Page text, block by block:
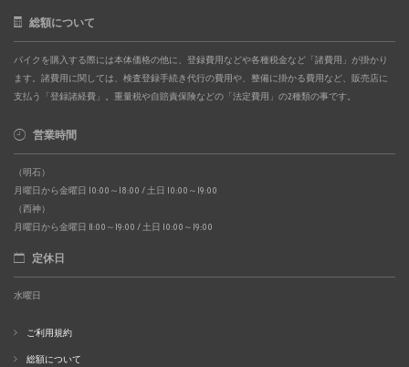
総額について
バイクを購入する際には本体価格の他に、登録費用などや各種税金など「諸費用」が掛かり
ます。諸費用に関しては、検査登録手続き代行の費用や、整備に掛かる費用など、販売店に
支払う「登録諸経費」。重量税や自賠責保険などの「法定費用」の2種類の事です。
営業時間
（明石）
月曜日から金曜日 10:00～18:00 / 土日 10:00～19:00
（西神）
月曜日から金曜日 11:00～19:00 / 土日 10:00～19:00
定休日
水曜日
ご利用規約
総額について